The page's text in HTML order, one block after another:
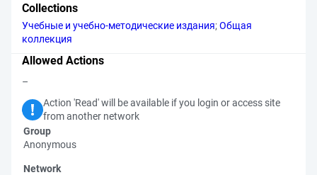
Collections
Учебные и учебно-методические издания;Общая
коллекция
Allowed Actions
–
Action 'Read' will be available if you login or access site
from another network
Group
Anonymous
Network